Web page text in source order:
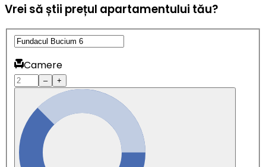
Vrei să știi prețul apartamentului tău?
Camere
– +